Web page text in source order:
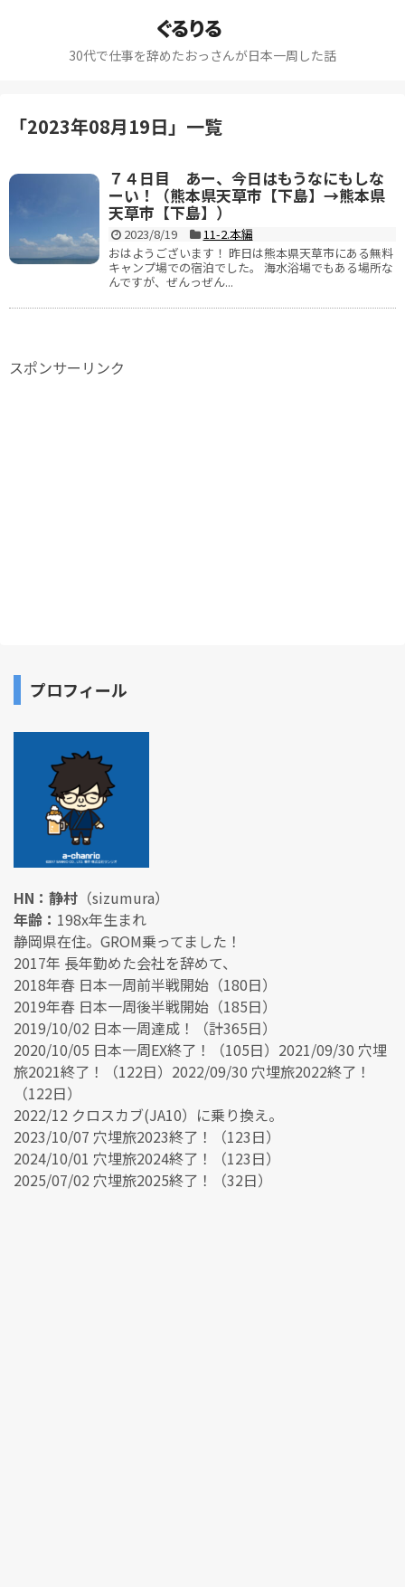
ぐるりる
30代で仕事を辞めたおっさんが日本一周した話
「2023年08月19日」 一覧
７４日目 あー、今日はもうなにもしな
ーい！（熊本県天草市【下島】→熊本県
天草市【下島】）
2023/8/19
11-2.本編
おはようございます！ 昨日は熊本県天草市にある無料
キャンプ場での宿泊でした。 海水浴場でもある場所な
んですが、ぜんっぜん...
スポンサーリンク
プロフィール
HN：静村 （sizumura）
年齢： 198x年生まれ
静岡県在住。GROM乗ってました！
2017年 長年勤めた会社を辞めて、
2018年春 日本一周前半戦開始（180日）
2019年春 日本一周後半戦開始（185日）
2019/10/02 日本一周達成！（計365日）
2020/10/05 日本一周EX終了！（105日）2021/09/30 穴埋
旅2021終了！（122日）2022/09/30 穴埋旅2022終了！
（122日）
2022/12 クロスカブ(JA10）に乗り換え。
2023/10/07 穴埋旅2023終了！（123日）
2024/10/01 穴埋旅2024終了！（123日）
2025/07/02 穴埋旅2025終了！（32日）